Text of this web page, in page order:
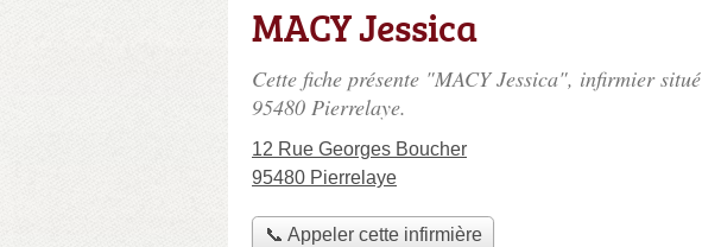
MACY Jessica
Cette fiche présente "MACY Jessica", infirmier situé
95480 Pierrelaye.
12 Rue Georges Boucher
95480 Pierrelaye
📞 Appeler cette infirmière